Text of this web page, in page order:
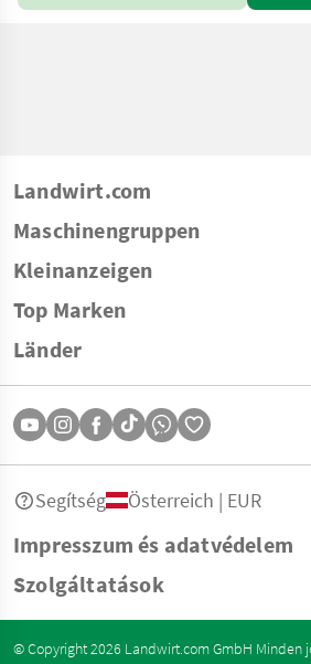
Landwirt.com
Maschinengruppen
Kleinanzeigen
Top Marken
Länder
Impresszum és adatvédelem
Szolgáltatások
Segítség Österreich | EUR
© Copyright 2026 Landwirt.com GmbH Minden